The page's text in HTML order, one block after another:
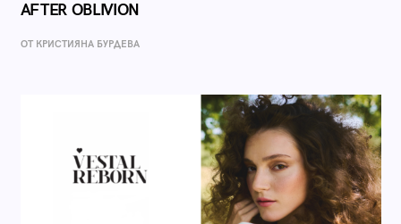
AFTER OBLIVION
ОТ КРИСТИЯНА БУРДЕВА